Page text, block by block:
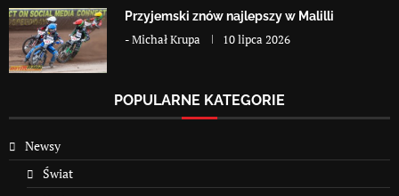
Przyjemski znów najlepszy w Malilli
-Michał Krupa 10 lipca 2026
POPULARNE KATEGORIE
Newsy
Świat